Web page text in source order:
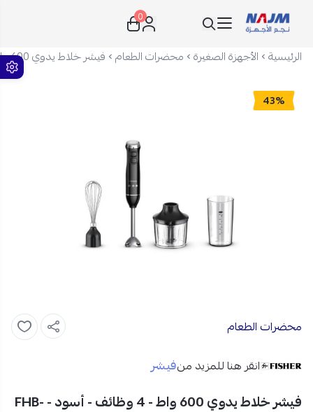
نجم الأجهزة
0
الرئيسية الأجهزة الصغيرة محضرات الطعام فيشر خلاط يدوي 600 واط - 4 وظائف - أسود - FHB-600M4A
43%
محضرات الطعام
انقر هنا للمزيد منفيشر
فيشر خلاط يدوي 600 واط - 4 وظائف - أسود - FHB-